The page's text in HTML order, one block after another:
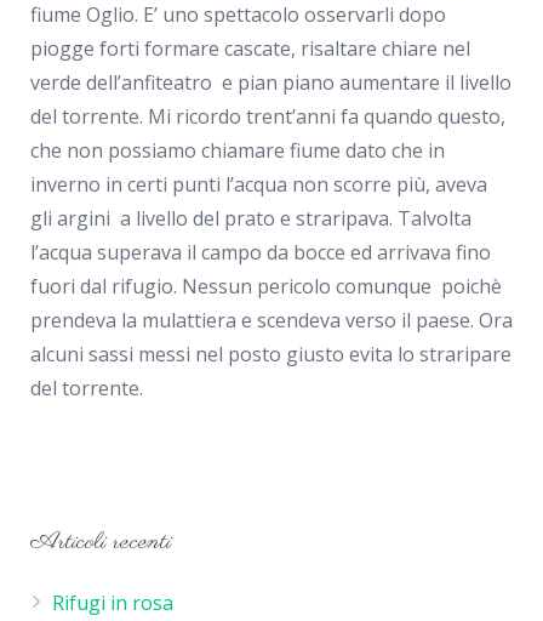
fiume Oglio. E’ uno spettacolo osservarli dopo
piogge forti formare cascate, risaltare chiare nel
verde dell’anfiteatro e pian piano aumentare il livello
del torrente. Mi ricordo trent’anni fa quando questo,
che non possiamo chiamare fiume dato che in
inverno in certi punti l’acqua non scorre più, aveva
gli argini a livello del prato e straripava. Talvolta
l’acqua superava il campo da bocce ed arrivava fino
fuori dal rifugio. Nessun pericolo comunque poichè
prendeva la mulattiera e scendeva verso il paese. Ora
alcuni sassi messi nel posto giusto evita lo straripare
del torrente.
Articoli recenti
Rifugi in rosa